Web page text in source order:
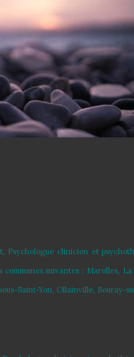
Psychologue clinicien et
communes suivantes : Marolles,
Saint-Yon, Ollainville, Bouray-